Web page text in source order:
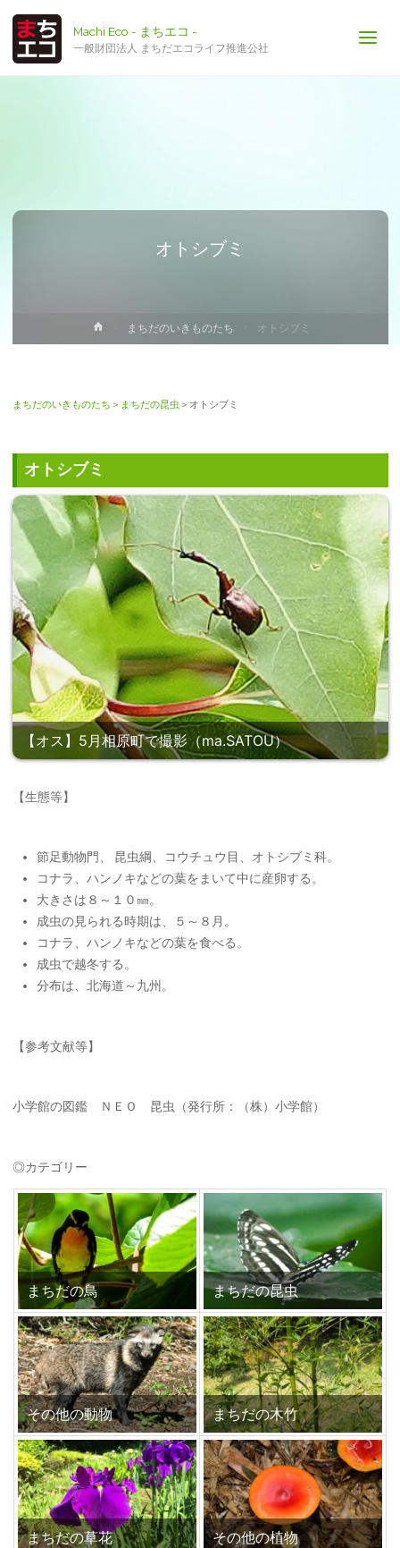
Machi Eco - まちエコ -
一般財団法人 まちだエコライフ推進公社
オトシブミ
ー
まちだのいきものたち オトシブミ
まちだのいきものたち ＞ まちだの昆虫 ＞オトシブミ
オトシブミ
【オス】5月相原町で撮影（ma.SATOU）
【生態等】
節足動物門、 昆虫綱、コウチュウ目、オトシブミ科。
コナラ、ハンノキなどの葉をまいて中に産卵する。
大きさは８～１０㎜。
成虫の見られる時期は、５～８月。
コナラ、ハンノキなどの葉を食べる。
成虫で越冬する。
分布は、北海道～九州。
【参考文献等】
小学館の図鑑 ＮＥＯ 昆虫（発行所：（株）小学館）
◎カテゴリー
まちだの鳥 まちだの昆虫
その他の動物 まちだの木竹
まちだの草花 その他の植物